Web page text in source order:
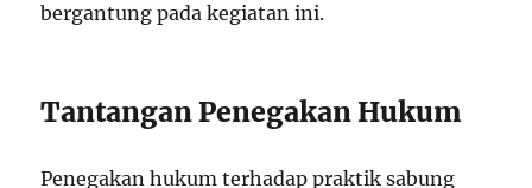
bergantung pada kegiatan ini.
Tantangan Penegakan Hukum
Penegakan hukum terhadap praktik sabung